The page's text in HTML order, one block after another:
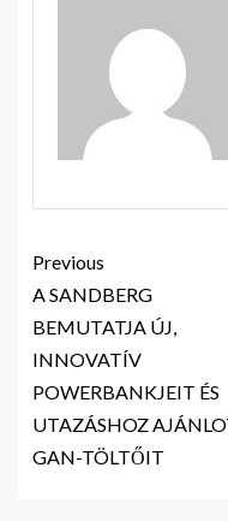
Previous
A SANDBERG
BEMUTATJA ÚJ,
INNOVATÍV
POWERBANKJEIT ÉS
UTAZÁSHOZ
GAN-TÖLTŐIT